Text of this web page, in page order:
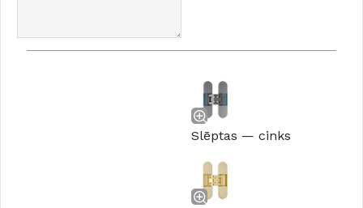
Slēptas — cinks